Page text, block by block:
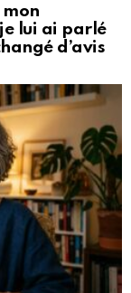
lui ai parlé
d’avis